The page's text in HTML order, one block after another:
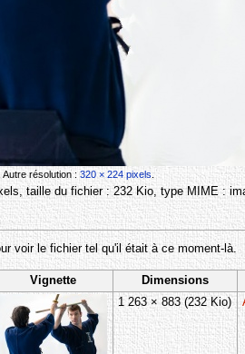
Autre résolution : 320 × 224 pixels .
taille du fichier : 232 Kio, type MIME :
voir le fichier tel qu'il était à ce moment-là.
Vignette Dimensions
1 263 × 883(232 Kio)